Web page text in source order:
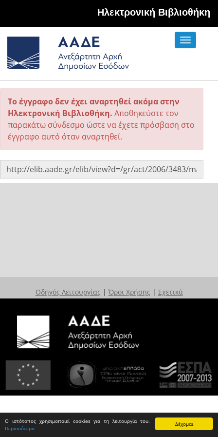
Δέχομαι
Ο ιστότοπος χρησιμοποιεί cookies για τη λειτουργία του.
Περισσότερα
Hλεκτρονική Βιβλιοθήκη
Toggle
Το έγγραφο δεν έχει αναρτηθεί ακόμα στην
Ηλεκτρονική Βιβλιοθήκη. Αποθηκεύστε τον
παρακάτω σύνδεσμο ώστε να έχετε πρόσβαση στο
έγγραφο αυτό όταν αναρτηθεί.
Οδηγός Λειτουργίας | Όροι Χρήσης | Σχετικά